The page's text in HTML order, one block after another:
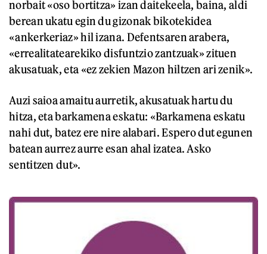
norbait «oso bortitza» izan daitekeela, baina, aldi
berean ukatu egin du gizonak bikotekidea
«ankerkeriaz» hil izana. Defentsaren arabera,
«errealitatearekiko disfuntzio zantzuak» zituen
akusatuak, eta «ez zekien Mazon hiltzen ari zenik».
Auzi saioa amaitu aurretik, akusatuak hartu du
hitza, eta barkamena eskatu: «Barkamena eskatu
nahi dut, batez ere nire alabari. Espero dut egunen
batean aurrez aurre esan ahal izatea. Asko
sentitzen dut».